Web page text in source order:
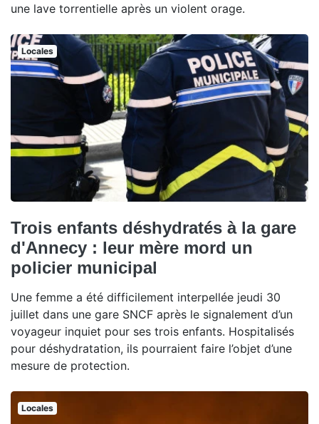
une lave torrentielle après un violent orage.
Locales
Trois enfants déshydratés à la gare
d'Annecy : leur mère mord un
policier municipal
Une femme a été difficilement interpellée jeudi 30
juillet dans une gare SNCF après le signalement d’un
voyageur inquiet pour ses trois enfants. Hospitalisés
pour déshydratation, ils pourraient faire l’objet d’une
mesure de protection.
Locales